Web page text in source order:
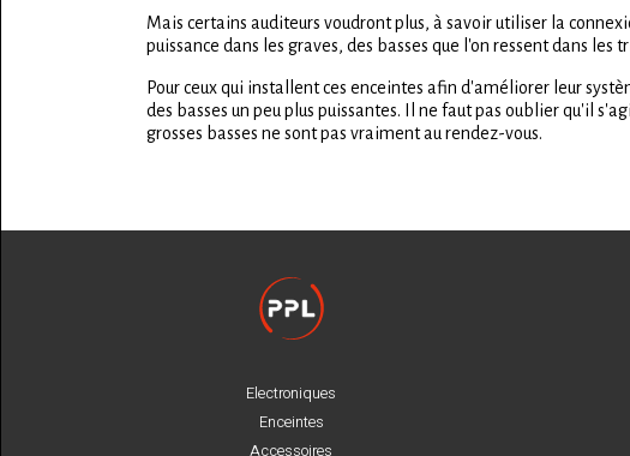
Mais certains auditeurs voudront plus, à savoir utiliser la
puissance dans les graves, des basses que l'on ressent dans les
Pour ceux qui installent ces enceintes afin d'améliorer leur
des basses un peu plus puissantes. Il ne faut pas oublier qu'il
grosses basses ne sont pas vraiment au rendez-vous.
Electroniques
Enceintes
Accessoires